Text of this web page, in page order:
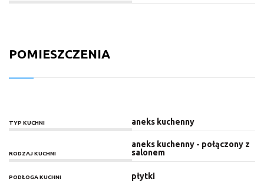
POMIESZCZENIA
TYP KUCHNI aneks kuchenny
RODZAJ KUCHNI
aneks kuchenny - połączony z
salonem
PODŁOGA KUCHNI płytki